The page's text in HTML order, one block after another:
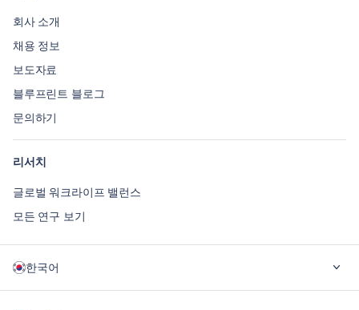
회사 소개
채용 정보
보도자료
블루프린트 블로그
문의하기
리서치
글로벌 워크라이프 밸런스
모든 연구 보기
한국어